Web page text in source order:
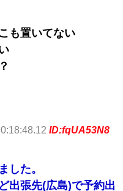
も置いてない
ID:fqUA53N8
した。
出張先(広島)で予約出